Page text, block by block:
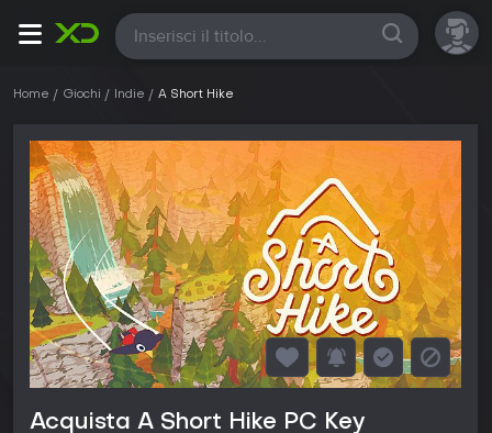
Tutte
Home Giochi Indie A Short Hike
Acquista A Short Hike PC Key